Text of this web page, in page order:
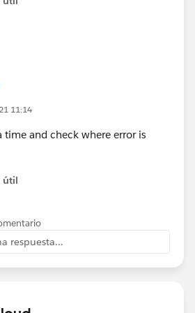
11:14
time and check where error is
útil
respuesta...